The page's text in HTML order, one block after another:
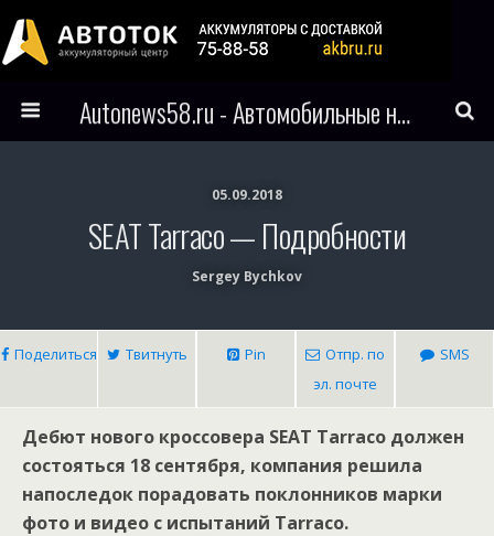
Autonews58.ru - Автомобильные новости Пензы и всего мира
05.09.2018
SEAT Tarraco — Подробности
Sergey Bychkov
Поделиться Твитнуть Pin
Отпр. по
эл. почте
SMS
Дебют нового кроссовера SEAT Tarraco должен
состояться 18 сентября, компания решила
напоследок порадовать поклонников марки
фото и видео с испытаний Tarraco.